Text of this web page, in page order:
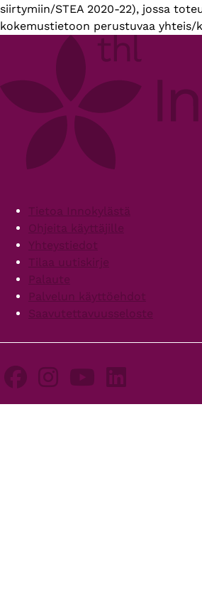
siirtymiin/STEA 2020-22), jossa
kokemustietoon perustuvaa yhteis/
FooterTietoa Innokylästä
Ohjeita käyttäjille
Yhteystiedot
Tilaa uutiskirje
Palaute
Palvelun käyttöehdot
Saavutettavuusseloste